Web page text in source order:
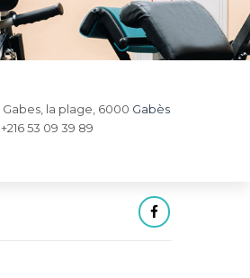
Gabes, la plage, 6000 Gabès
+216 53 09 39 89